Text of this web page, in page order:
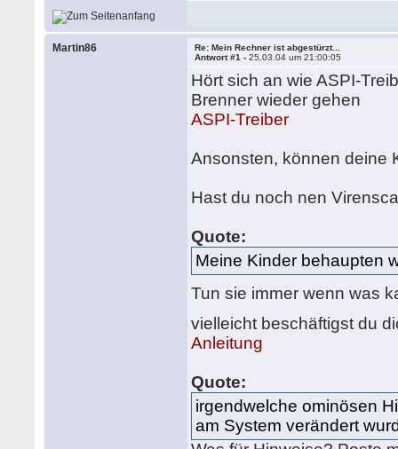
Martin86
Re: Mein Rechner ist abgestürzt...
Antwort #1 -25.03.04 um 21:00:05
Hört sich an wie ASPI-
Brenner wieder gehen
ASPI-Treiber
Ansonsten, können deine
Hast du noch nen
Quote:
Meine Kinder behaupten
Tun sie immer wenn was
vielleicht beschäftigst du
Anleitung
Quote:
irgendwelche ominösen
am System verändert